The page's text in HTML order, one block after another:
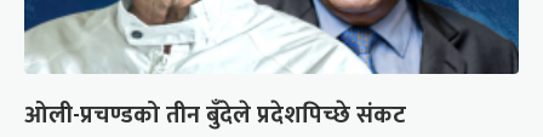
ओली-प्रचण्डको तीन बुँदेले प्रदेशपिच्छे संकट